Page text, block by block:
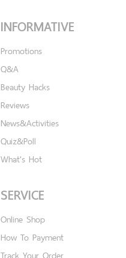
INFORMATIVE
Promotions
Q&A
Beauty Hacks
Reviews
News&Activities
Quiz&Poll
What's Hot
SERVICE
Online Shop
How To Payment